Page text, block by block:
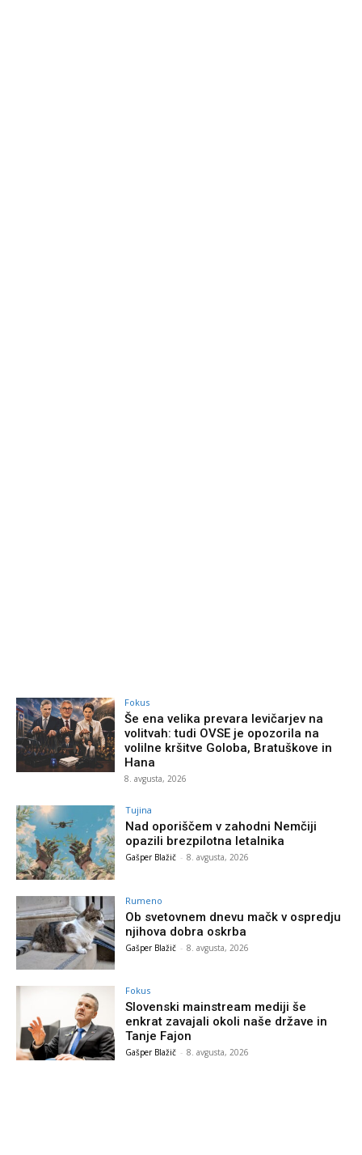
Fokus
Še ena velika prevara levičarjev na
volitvah: tudi OVSE je opozorila na
volilne kršitve Goloba, Bratuškove in
Hana
8. avgusta, 2026
Tujina
Nad oporiščem v zahodni Nemčiji
opazili brezpilotna letalnika
Gašper Blažič - 8. avgusta, 2026
Rumeno
Ob svetovnem dnevu mačk v ospredju
njihova dobra oskrba
Gašper Blažič - 8. avgusta, 2026
Fokus
Slovenski mainstream mediji še
enkrat zavajali okoli naše države in
Tanje Fajon
Gašper Blažič - 8. avgusta, 2026